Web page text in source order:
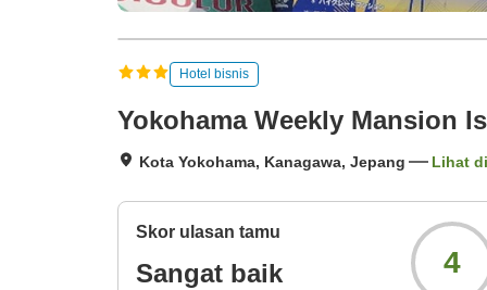
Hotel bisnis
Yokohama Weekly Mansion
Kota Yokohama, Kanagawa, Jepang Lihat
Skor ulasan tamu
Sangat baik 4